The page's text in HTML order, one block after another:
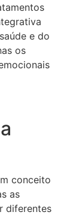
e do
os
conceito
as
diferentes